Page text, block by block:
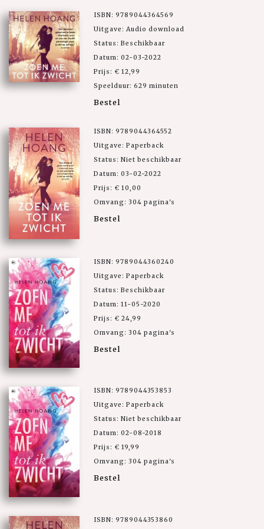
ISBN: 9789044364569
Uitgave: Audio download
Status: Beschikbaar
Datum: 02-03-2022
Prijs: € 12,99
Speelduur: 629 minuten
Bestel
ISBN: 9789044364552
Uitgave: Paperback
Status: Niet beschikbaar
Datum: 03-02-2022
Prijs: € 10,00
Omvang: 304 pagina's
Bestel
ISBN: 9789044360240
Uitgave: Paperback
Status: Beschikbaar
Datum: 11-05-2020
Prijs: € 24,99
Omvang: 304 pagina's
Bestel
ISBN: 9789044353853
Uitgave: Paperback
Status: Niet beschikbaar
Datum: 02-08-2018
Prijs: € 19,99
Omvang: 304 pagina's
Bestel
ISBN: 9789044353860